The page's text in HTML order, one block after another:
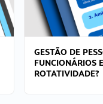
GESTÃO DE
FUNCIONÁRIOS
ROTATIVIDADE?